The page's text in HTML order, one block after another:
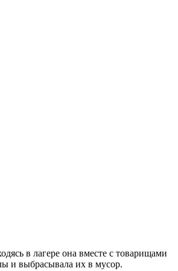
в лагере она вместе с товарищами
и выбрасывала их в мусор.